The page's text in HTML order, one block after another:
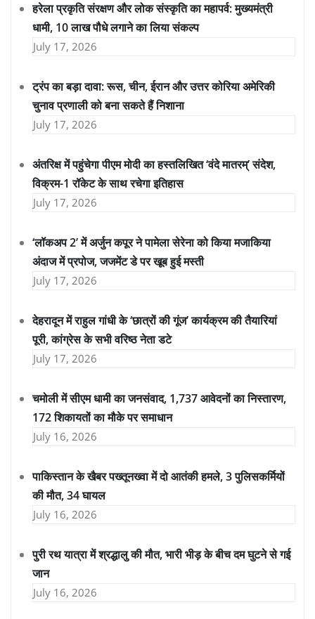
हरेला प्रकृति संरक्षण और लोक संस्कृति का महापर्व: मुख्यमंत्री
धामी, 10 लाख पौधे लगाने का लिया संकल्प
July 17, 2026
ट्रंप का बड़ा दावा: रूस, चीन, ईरान और उत्तर कोरिया अमेरिकी
चुनाव प्रणाली को बना सकते हैं निशाना
July 17, 2026
अंतरिक्ष में पहुंचेगा पीएम मोदी का हस्तलिखित ‘वंदे मातरम्’ संदेश,
विक्रम-1 रॉकेट के साथ रचेगा इतिहास
July 17, 2026
‘लॉकअप 2’ में अर्जुन कपूर ने पामेला सेरेना को किया मजाकिया
अंदाज में प्रपोज, जजमेंट डे पर खूब हुई मस्ती
July 17, 2026
देहरादून में राहुल गांधी के ‘छात्रों की गूंज’ कार्यक्रम की तैयारियां
पूरी, कांग्रेस के सभी वरिष्ठ नेता डटे
July 17, 2026
चमोली में सीएम धामी का जनसंवाद, 1,737 आवेदनों का निस्तारण,
172 शिकायतों का मौके पर समाधान
July 16, 2026
पाकिस्तान के खैबर पख्तूनख्वा में दो आतंकी हमले, 3 पुलिसकर्मियों
की मौत, 34 घायल
July 16, 2026
पुरी रथ यात्रा में श्रद्धालु की मौत, भारी भीड़ के बीच दम घुटने से गई
जान
July 16, 2026